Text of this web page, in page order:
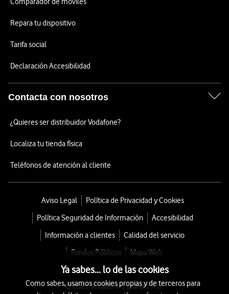
Repara tu dispositivo
Tarifa social
Declaración Accesibilidad
Contacta con nosotros
¿Quieres ser distribuidor Vodafone?
Localiza tu tienda física
Teléfonos de atención al cliente
Aviso Legal
Política de Privacidad y Cookies
Política Seguridad de Información
Accesibilidad
Información a clientes
Calidad del servicio
Fondos Públicos
Mapa Web
© 2026 Vodafone España S.A.U.
Ya sabes... lo de las cookies
Como sabes, usamos cookies propias y de terceros para